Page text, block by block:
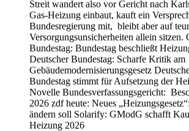
Streit wandert also vor Gericht nach
Gas-Heizung einbaut, kauft ein
Bundesregierung mit, bleibt aber auf
Versorgungsunsicherheiten allein sitzen.
Bundestag: Bundestag beschließt
Deutscher Bundestag: Scharfe Kritik am
Gebäudemodernisierungsgesetz
Bundestag stimmt für Aufsetzung der
Novelle Bundesverfassungsgericht:
2026 zdf heute: Neues
ändern soll Solarify: GModG schafft
Heizung 2026